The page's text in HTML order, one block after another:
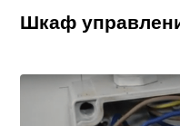
Шкаф